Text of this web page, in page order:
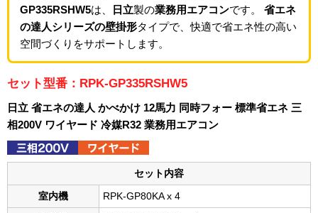
GP335RSHW5は、 日立製の業務用エアコンです。 省エネ
の達人シリーズの壁掛形タイプで、快適で省エネ性の高い
空間づくりをサポートします。
セット型番：RPK-GP335RSHW5
日立 省エネの達人 かべかけ 12馬力 同時フォー 標準省エネ 三
相200V ワイヤード 冷媒R32 業務用エアコン
セット内容
室内機 RPK-GP80KA x 4